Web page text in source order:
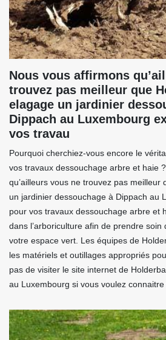
Nous vous affirmons
trouvez pas meilleur que
elagage un jardinier
Dippach au Luxembourg
vos travau
Pourquoi cherchiez-vous encore le
vos travaux dessouchage arbre et haie
qu’ailleurs vous ne trouvez pas meilleur
un jardinier dessouchage à Dippach au
pour vos travaux dessouchage arbre et
dans l’arboriculture afin de prendre
votre espace vert. Les équipes de
les matériels et outillages appropriés
pas de visiter le site internet de
au Luxembourg si vous voulez